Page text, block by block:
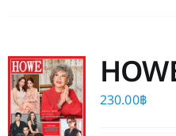
230.00฿